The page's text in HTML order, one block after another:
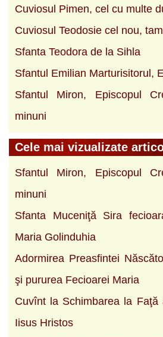
Cuviosul Pimen, cel cu multe
Cuviosul Teodosie cel nou,
Sfanta Teodora de la Sihla
Sfantul Emilian Marturisitorul,
Sfantul Miron, Episcopul
minuni
Cele mai vizualizate
Sfantul Miron, Episcopul
minuni
Sfanta Muceniţă Sira
Maria Golinduhia
Adormirea Preasfintei
şi pururea Fecioarei Maria
Cuvînt la Schimbarea la Faţă
Iisus Hristos